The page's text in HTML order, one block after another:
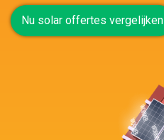
Nu solar offertes vergelijken